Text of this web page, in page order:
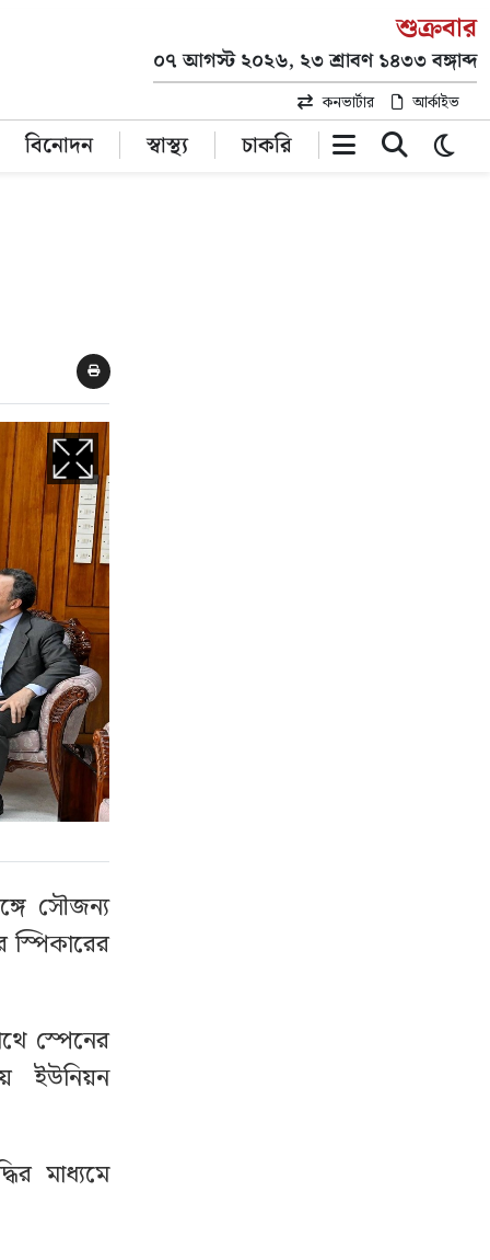
শুক্রবার
০৭ আগস্ট ২০২৬, ২৩ শ্রাবণ ১৪৩৩ বঙ্গাব্দ
কনভার্টার আর্কাইভ
বিনোদন স্বাস্থ্য চাকরি
সৌজন্য
স্পিকারের
স্পেনের
ইউনিয়ন
মাধ্যমে